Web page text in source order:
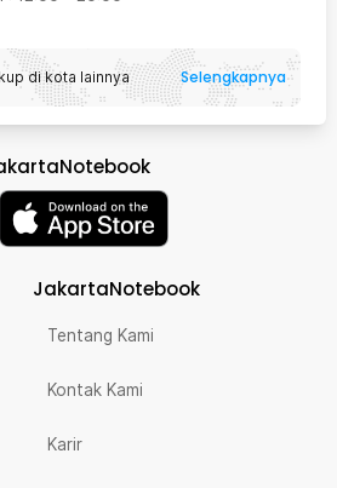
di kota lainnya Selengkapnya
JakartaNotebook
Tentang Kami
Kontak Kami
Karir